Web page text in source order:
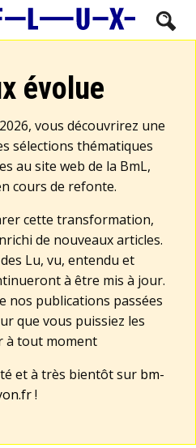
évolue
vous découvrirez une
sélections thématiques
au site web de la BmL,
cours de refonte.
cette transformation,
de nouveaux articles.
Lu, vu, entendu et
à être mis à jour.
nos publications passées
que vous puissiez les
à tout moment
et à très bientôt sur bm-
!